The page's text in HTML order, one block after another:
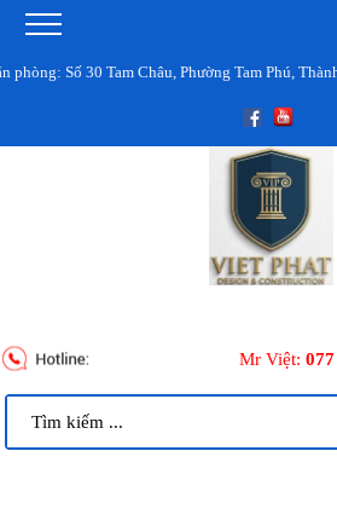
Số 30 Tam Châu, Phường Tam Phú, Thành
Mr Việt: